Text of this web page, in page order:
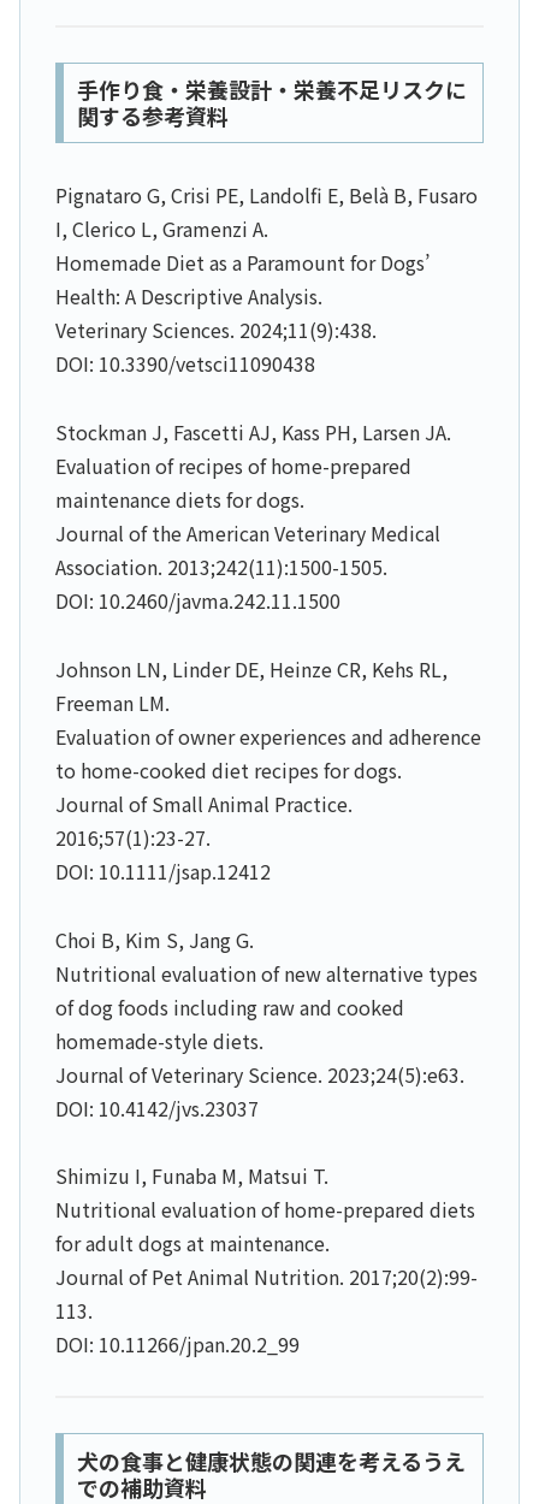
手作り食・栄養設計・栄養不足リスクに
関する参考資料
Pignataro G, Crisi PE, Landolfi E, Belà B, Fusaro
I, Clerico L, Gramenzi A.
Homemade Diet as a Paramount for Dogs’
Health: A Descriptive Analysis.
Veterinary Sciences. 2024;11(9):438.
DOI: 10.3390/vetsci11090438
Stockman J, Fascetti AJ, Kass PH, Larsen JA.
Evaluation of recipes of home-prepared
maintenance diets for dogs.
Journal of the American Veterinary Medical
Association. 2013;242(11):1500-1505.
DOI: 10.2460/javma.242.11.1500
Johnson LN, Linder DE, Heinze CR, Kehs RL,
Freeman LM.
Evaluation of owner experiences and adherence
to home-cooked diet recipes for dogs.
Journal of Small Animal Practice.
2016;57(1):23-27.
DOI: 10.1111/jsap.12412
Choi B, Kim S, Jang G.
Nutritional evaluation of new alternative types
of dog foods including raw and cooked
homemade-style diets.
Journal of Veterinary Science. 2023;24(5):e63.
DOI: 10.4142/jvs.23037
Shimizu I, Funaba M, Matsui T.
Nutritional evaluation of home-prepared diets
for adult dogs at maintenance.
Journal of Pet Animal Nutrition. 2017;20(2):99-
113.
DOI: 10.11266/jpan.20.2_99
犬の食事と健康状態の関連を考えるうえ
での補助資料